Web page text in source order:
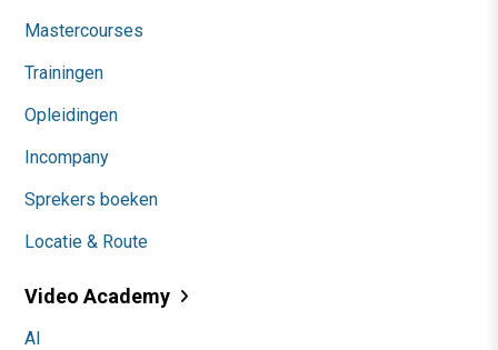
Mastercourses
Trainingen
Opleidingen
Incompany
Sprekers boeken
Locatie & Route
Video Academy
AI